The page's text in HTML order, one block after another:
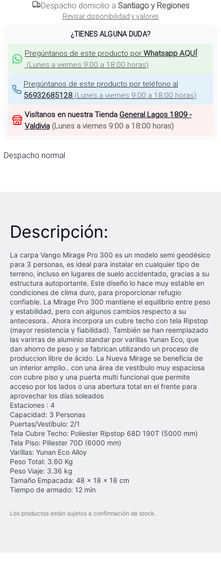
Despacho domicilio a Santiago y Regiones
Revisar disponibilidad y valores
¿TIENES ALGUNA DUDA?
Pregúntanos de este producto por Whatsapp AQUÍ
(Lunes a viernes 9:00 a 18:00 horas)
Pregúntanos de este producto por teléfono al
56932685128 (Lunes a viernes 9:00 a 18:00 horas)
Visítanos en nuestra Tienda General Lagos 1809 -
Valdivia (Lunes a viernes 9:00 a 18:00 horas)
Despacho normal
Descripción:
La carpa Vango Mirage Pro 300 es un modelo semi geodésico
para 3 personas, es ideal para instalar en cualquier tipo de
terreno, incluso en lugares de suelo accidentado, gracias a su
estructura autoportante. Este diseño lo hace muy estable en
condiciones de clima duro, para proporcionar refugio
confiable. La Mirage Pro 300 mantiene el equilibrio entre peso
y estabilidad, pero con algunos cambios respecto a su
antecesora.. Ahora incorpora un cubre techo con tela Ripstop
(mayor resistencia y fiabilidad). También se han reemplazado
las varirras de aluminio standar por varillas Yunan Eco, que
dan ahorro de peso y se fabrican utilizando un proceso de
produccion libre de ácido. La Nueva Mirage se beneficia de
un interior amplio.. con una área de vestíbulo muy espaciosa
con cubre piso y una puerta multi funcional que permite
acceso por los lados o una abertura total en el frente para
aprovechar los días soleados
Estaciones : 4
Capacidad: 3 Personas
Puertas/Vestíbulo: 2/1
Tela Cubre Techo: Poliester Ripstop 68D 190T (5000 mm)
Tela Piso: Piliester 70D (6000 mm)
Varillas: Yunan Eco Alloy
Peso Total: 3.60 Kg
Peso Viaje: 3.36 kg
Tamaño Empacada: 48 x 18 x 18 cm
Tiempo de armado: 12 min
Los productos están sujetos a confirmación de stock.